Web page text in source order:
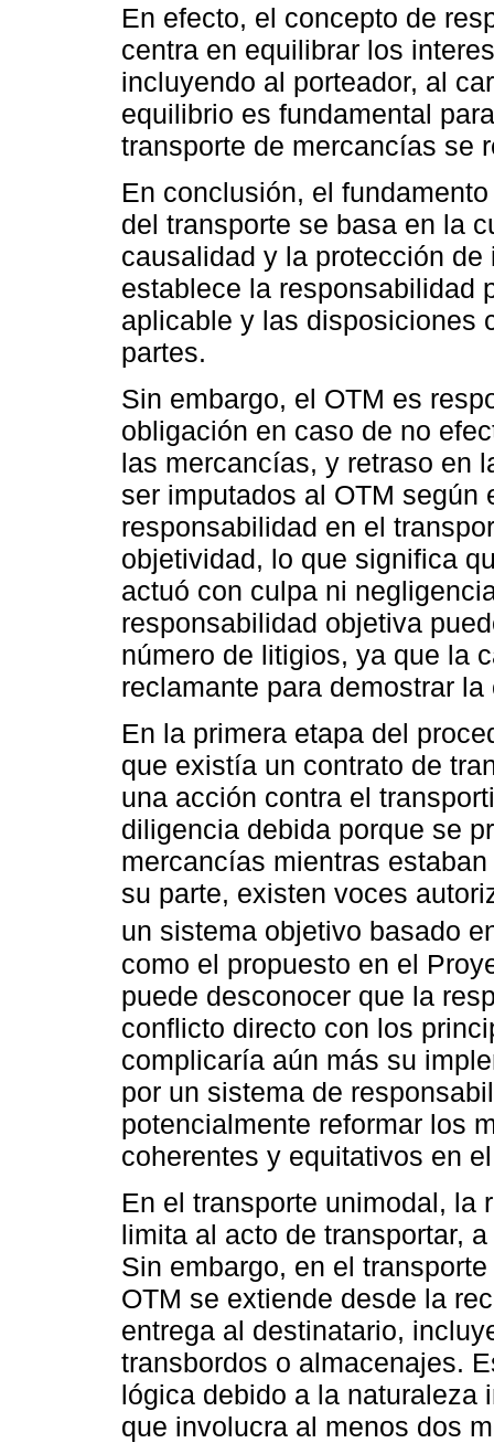
En efecto, el concepto de
centra en equilibrar los
incluyendo al porteador, al
equilibrio es fundamental
transporte de mercancías se
En conclusión, el
del transporte se basa en la
causalidad y la protección
establece la responsabilidad
aplicable y las disposiciones
partes.
Sin embargo, el OTM es
obligación en caso de no
las mercancías, y retraso en
ser imputados al OTM
responsabilidad en el
objetividad, lo que significa
actuó con culpa ni
responsabilidad objetiva
número de litigios, ya que la
reclamante para demostrar
En la primera etapa del
que existía un contrato de
una acción contra el
diligencia debida porque se
mercancías mientras
su parte, existen voces
un sistema objetivo basado
como el propuesto en el
puede desconocer que la
conflicto directo con los
complicaría aún más su
por un sistema de
potencialmente reformar los
coherentes y equitativos en
En el transporte unimodal, la
limita al acto de transportar,
Sin embargo, en el
OTM se extiende desde la
entrega al destinatario,
transbordos o almacenajes.
lógica debido a la naturaleza
que involucra al menos dos